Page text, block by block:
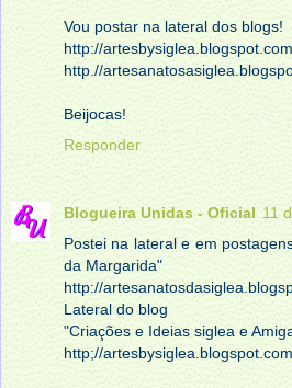
Vou postar na lateral dos blogs!
http://artesbysiglea.blogspot.com
http.//
Beijocas!
Responder
Blogueira Unidas - Oficial 11
Postei na lateral e em
da Margarida"
http://
Lateral do blog
"Criações e Ideias siglea e
http;//artesbysiglea.blogspot.com